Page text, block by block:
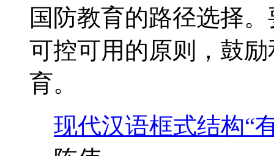
国防教育的路径选择
可控可用的原则，鼓
育。
现代汉语框式结构“